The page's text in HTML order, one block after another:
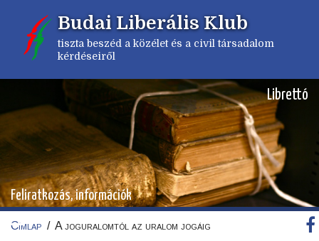
tartalomra
Budai Liberális Klub
tiszta beszéd a közélet és a civil társadalom
kérdéseiről
Librettó
Feliratkozás, információk
Címlap / A joguralomtól az uralom jogáig